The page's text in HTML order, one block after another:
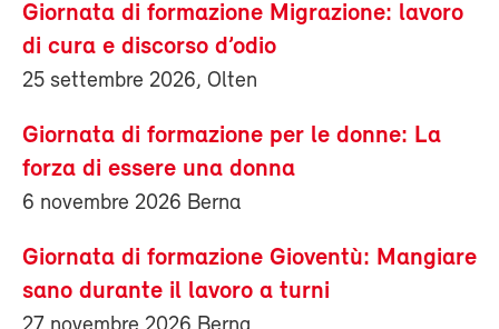
Giornata di formazione Migrazione: lavoro
di cura e discorso d’odio
25 settembre 2026, Olten
Giornata di formazione per le donne: La
forza di essere una donna
6 novembre 2026 Berna
Giornata di formazione Gioventù: Mangiare
sano durante il lavoro a turni